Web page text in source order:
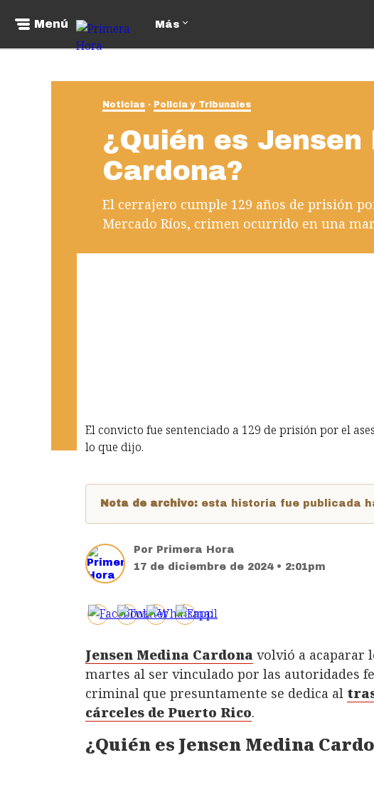
Menú Más
Noticias Policía y Tribunales
¿Quién es Jensen
Cardona?
El cerrajero cumple 129 años de prisión
Mercado Ríos, crimen ocurrido en una
El convicto fue sentenciado a 129 de prisión por el
lo que dijo.
Nota de archivo: esta historia fue publicada
Por Primera Hora
17 de diciembre de 2024 • 2:01pm
Jensen Medina Cardona volvió a acaparar
martes al ser vinculado por las autoridades
criminal que presuntamente se dedica al
cárceles de Puerto Rico.
¿Quién es Jensen Medina